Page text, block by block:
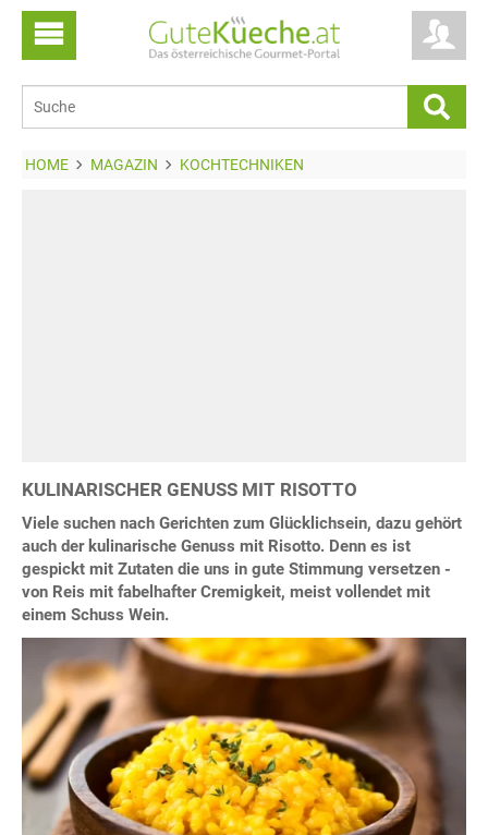
HOME MAGAZIN KOCHTECHNIKEN
KULINARISCHER GENUSS MIT RISOTTO
Viele suchen nach Gerichten zum Glücklichsein, dazu gehört
auch der kulinarische Genuss mit Risotto. Denn es ist
gespickt mit Zutaten die uns in gute Stimmung versetzen -
von Reis mit fabelhafter Cremigkeit, meist vollendet mit
einem Schuss Wein.